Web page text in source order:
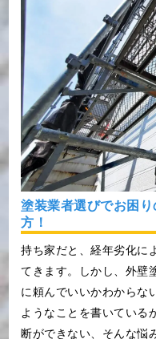
塗装業者選びでお困
方！
持ち家だと、経年劣化に
てきます。しかし、外壁
に頼んでいいかわからな
ようなことを書いている
断ができない、そんな悩